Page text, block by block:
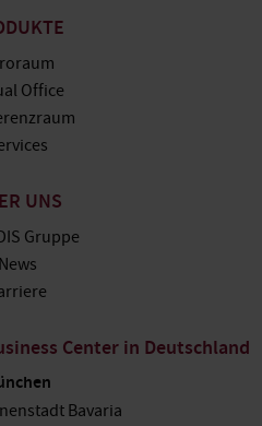
Office
UNS
Gruppe
News
Center in Deutschland
Bavaria